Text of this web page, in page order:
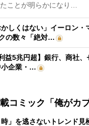
ことが明らかになり…
かしくはない」イーロン・
の数々「絶対…
益5兆円超】銀行、商社
小企業・…
コミック「俺がカブ
時」を逃さないトレンド